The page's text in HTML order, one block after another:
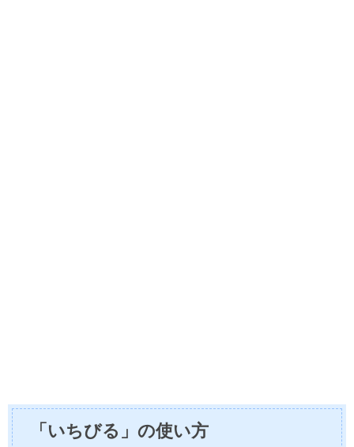
「いちびる」の使い方